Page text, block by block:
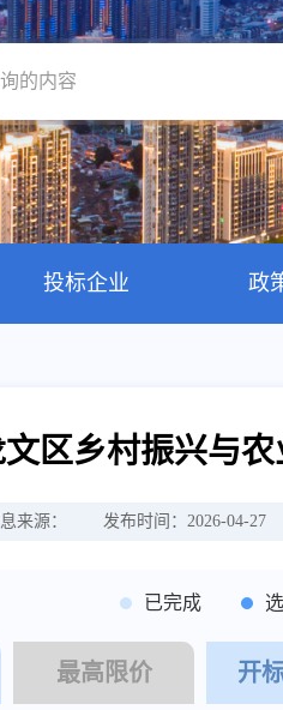
投标企业 政
区乡村振兴与
来源： 发布时间：2026-04-27
已完成
最高限价 开